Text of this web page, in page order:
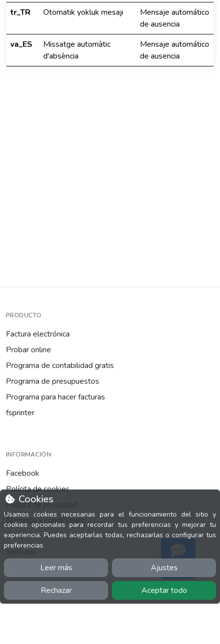
tr_TR
Otomatik yokluk mesajı
Mensaje automático
de ausencia
va_ES
Missatge automàtic
d'absència
Mensaje automático
de ausencia
Cookies
Usamos cookies necesarias para el funcionamiento del sitio y
cookies opcionales para recordar tus preferencias y mejorar tu
experiencia. Puedes aceptarlas todas, rechazarlas o configurar tus
preferencias
Leer más Ajustes
Rechazar Aceptar todo
PRODUCTO
Factura electrónica
Probar online
Programa de contabilidad gratis
Programa de presupuestos
Programa para hacer facturas
fsprinter
INFORMACIÓN
Facebook
Polícita de cookies
Política de privacidad
Términos y condiciones
Twitter
Soporte